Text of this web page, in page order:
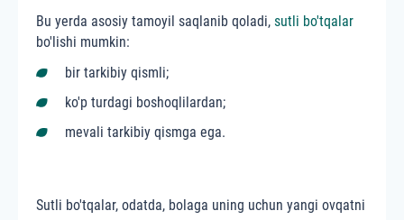
Bu yerda asosiy tamoyil saqlanib qoladi, sutli bo'tqalar
bo'lishi mumkin:
bir tarkibiy qismli;
ko'p turdagi boshoqlilardan;
mevali tarkibiy qismga ega.
Sutli bo'tqalar, odatda, bolaga uning uchun yangi ovqatni